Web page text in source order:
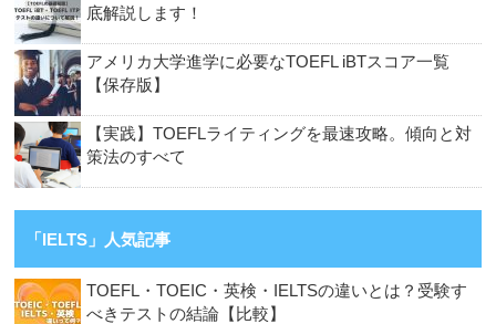
底解説します！
アメリカ大学進学に必要なTOEFL iBTスコア一覧
【保存版】
【実践】TOEFLライティングを最速攻略。傾向と対
策法のすべて
「IELTS」人気記事
TOEFL・TOEIC・英検・IELTSの違いとは？受験す
べきテストの結論【比較】